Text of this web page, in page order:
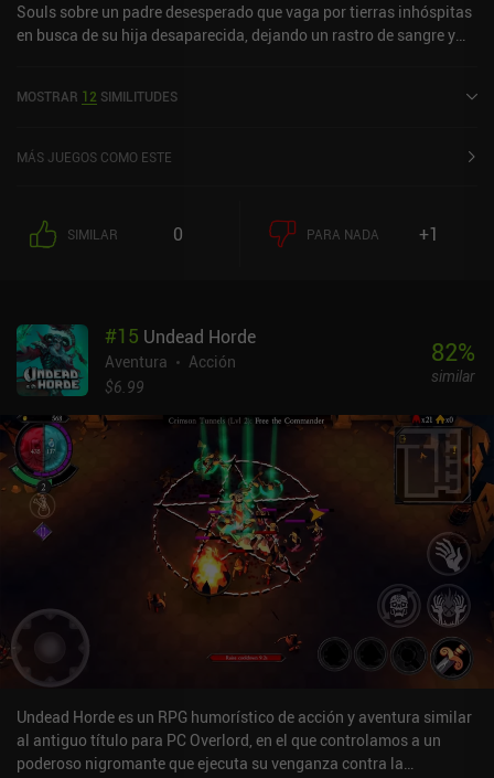
Souls sobre un padre desesperado que vaga por tierras inhóspitas
en busca de su hija desaparecida, dejando un rastro de sangre y
coloridas localizaciones y coleccionamos piezas de la extensa y
nuestro viaje intentarán matarnos, obligándonos a desenvainar la
constantemente los ataques enemigos en el momento justo. No
sólo tenemos que infligir daño utilizando una amplia variedad de
especialmente espectaculares, pero también difíciles de ejecutar
cuando nuestra atención está constantemente dividida entre
varios objetivos. Como port de un juego con controles muy
consola. La versión para móviles carece de optimizaciones, la
interfaz de usuario es extremadamente pequeña, y nuestro
personaje parece casi imposible de manejar sólo con los controles
táctiles. Por suerte, el juego es compatible con mandos Bluetooth,
y tener una pantalla grande también ayuda. Personalmente, tengo
sentimientos encontrados sobre el juego. Por un lado, sus ajustes
de dificultad se pueden afinar para eliminar todas las
frustraciones del sistema de combate y hacerlo más fácil de
disfrutar con los controles táctiles. Por otro lado, el combate
desempeña un papel importante en el juego en general, y dominar
sus partes complicadas está pensado para que los aficionados a
los juegos de acción desafiantes se sientan recompensados. Así
que tenlo en cuenta antes de decidirte a jugar a este juego en el
móvil o en otra plataforma. No Place for Bravery es un juego
premium de 4,99 $ sin anuncios ni iAP. A pesar de sus pocos
MOSTRAR 12 SIMILITUDES
MÁS JUEGOS COMO ESTE
SIMILAR 0 PARA NADA +1
#15 Undead Horde
Aventura
Acción
$6.99
82%
similar
Undead Horde es un RPG humorístico de acción y aventura similar
al antiguo título para PC Overlord, en el que controlamos a un
poderoso nigromante que ejecuta su venganza contra la